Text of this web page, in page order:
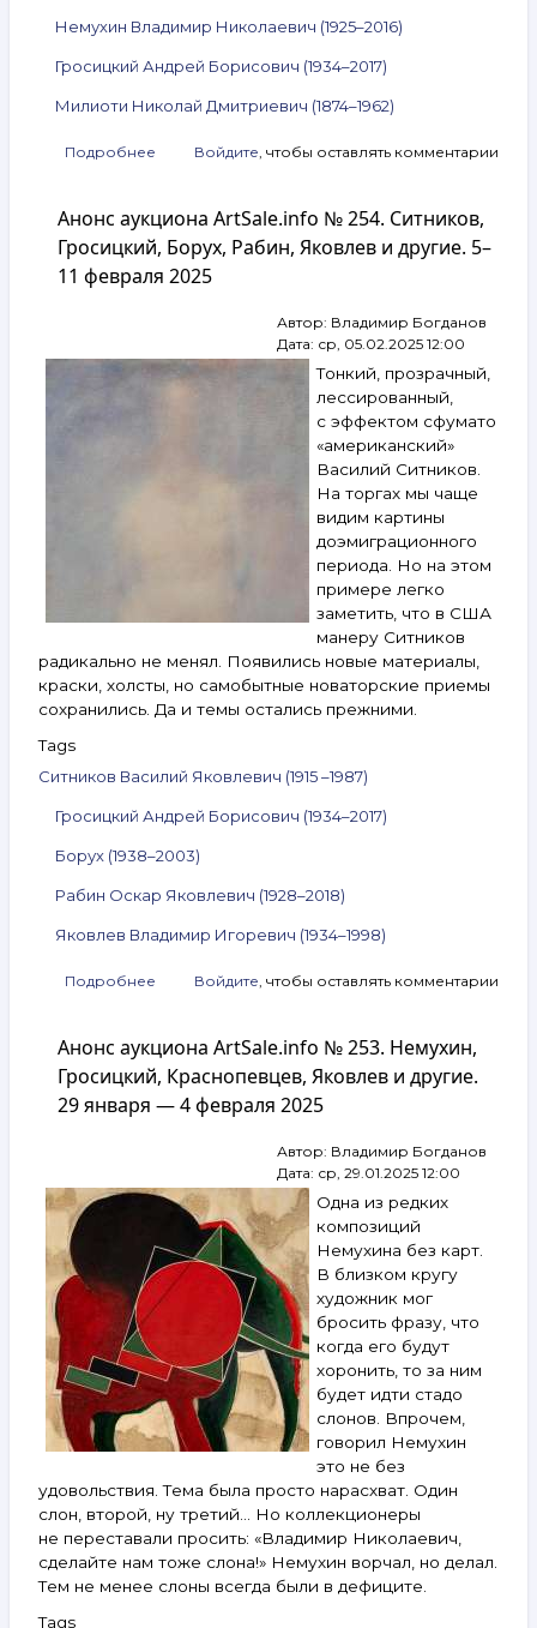
Немухин Владимир Николаевич (1925–2016)
Гросицкий Андрей Борисович (1934–2017)
Милиоти Николай Дмитриевич (1874–1962)
Подробнее
ArtSale.info
№ 258.
Штейнберг,
Рабин,
Гросицкий,
Милиоти
Войдите , чтобы оставлять комментарии
Анонс аукциона ArtSale.info № 254. Ситников,
Гросицкий, Борух, Рабин, Яковлев и другие. 5–
11 февраля 2025
Автор: Владимир Богданов
Дата: ср, 05.02.2025 12:00
Тонкий, прозрачный,
лессированный,
с эффектом сфумато
«американский»
Василий Ситников.
На торгах мы чаще
видим картины
доэмиграционного
периода. Но на этом
примере легко
заметить, что в США
манеру Ситников
радикально не менял. Появились новые материалы,
краски, холсты, но самобытные новаторские приемы
сохранились. Да и темы остались прежними.
Tags
Ситников Василий Яковлевич (1915 –1987)
Гросицкий Андрей Борисович (1934–2017)
Борух (1938–2003)
Рабин Оскар Яковлевич (1928–2018)
Яковлев Владимир Игоревич (1934–1998)
Подробнее
ArtSale.info
№ 254.
Ситников,
Гросицкий,
и другие.
11 февраля
2025
Войдите , чтобы оставлять комментарии
Анонс аукциона ArtSale.info № 253. Немухин,
Гросицкий, Краснопевцев, Яковлев и другие.
29 января — 4 февраля 2025
Автор: Владимир Богданов
Дата: ср, 29.01.2025 12:00
Одна из редких
композиций
Немухина без карт.
В близком кругу
художник мог
бросить фразу, что
когда его будут
хоронить, то за ним
будет идти стадо
слонов. Впрочем,
говорил Немухин
это не без
удовольствия. Тема была просто нарасхват. Один
слон, второй, ну третий… Но коллекционеры
не переставали просить: «Владимир Николаевич,
сделайте нам тоже слона!» Немухин ворчал, но делал.
Тем не менее слоны всегда были в дефиците.
Tags